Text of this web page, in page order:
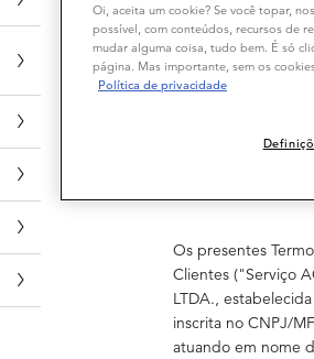
Os presentes
Clientes ("Serviço
LTDA.,
inscrita no CNPJ/
atuando em nome
Oi, aceita um cookie? Se você topar,
possível, com conteúdos, recursos de
mudar alguma coisa, tudo bem. É só
página. Mas importante, sem os
Política de privacidade